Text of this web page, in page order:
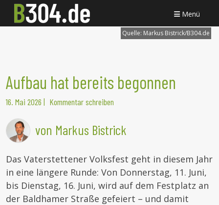
Menü
Quelle: Markus Bistrick/B304.de
Aufbau hat bereits begonnen
16. Mai 2026 | Kommentar schreiben
von Markus Bistrick
Das Vaterstettener Volksfest geht in diesem Jahr
in eine längere Runde: Von Donnerstag, 11. Juni,
bis Dienstag, 16. Juni, wird auf dem Festplatz an
der Baldhamer Straße gefeiert – und damit